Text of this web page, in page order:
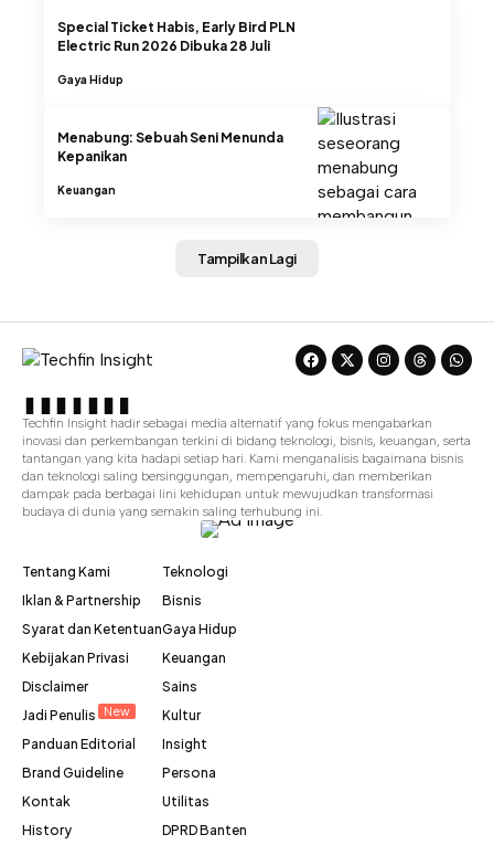
Special Ticket Habis, Early Bird PLN
Electric Run 2026 Dibuka 28 Juli
Gaya Hidup
Menabung: Sebuah Seni Menunda
Kepanikan
Keuangan
Tampilkan Lagi
Techfin Insight hadir sebagai media alternatif yang fokus mengabarkan
inovasi dan perkembangan terkini di bidang teknologi, bisnis, keuangan, serta
tantangan yang kita hadapi setiap hari. Kami menganalisis bagaimana bisnis
dan teknologi saling bersinggungan, mempengaruhi, dan memberikan
dampak pada berbagai lini kehidupan untuk mewujudkan transformasi
budaya di dunia yang semakin saling terhubung ini.
Tentang Kami
Iklan & Partnership
Syarat dan Ketentuan
Kebijakan Privasi
Disclaimer
Jadi Penulis
New
Panduan Editorial
Brand Guideline
Kontak
History
Teknologi
Bisnis
Gaya Hidup
Keuangan
Sains
Kultur
Insight
Persona
Utilitas
DPRD Banten